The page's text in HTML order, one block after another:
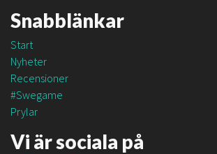
Snabblänkar
Start
Nyheter
Recensioner
#Swegame
Prylar
Vi är sociala på